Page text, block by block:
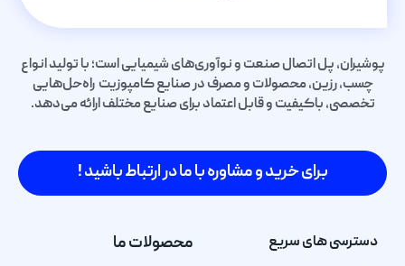
پوشیران، پل اتصال صنعت و نوآوری‌های شیمیایی است؛ با تولید انواع
چسب، رزین، محصولات و مصرف در صنایع کامپوزیت راه‌حل‌هایی
تخصصی، باکیفیت و قابل اعتماد برای صنایع مختلف ارائه می‌دهد.
برای خرید و مشاوره با ما در ارتباط باشید !
دسترسی های سریع محصولات ما